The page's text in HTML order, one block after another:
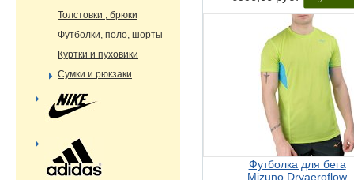
Футболка для бега
Mizuno Dryaeroflow
Толстовки , брюки
Футболки, поло, шорты
Куртки и пуховики
Сумки и рюкзаки